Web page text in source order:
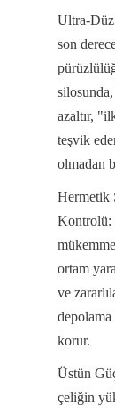
Ultra-Düz
son
azaltır,
teşvik
olmadan
Hermetik
Kontrolü:
ortam
ve
korur.
Üstün
çeliğin